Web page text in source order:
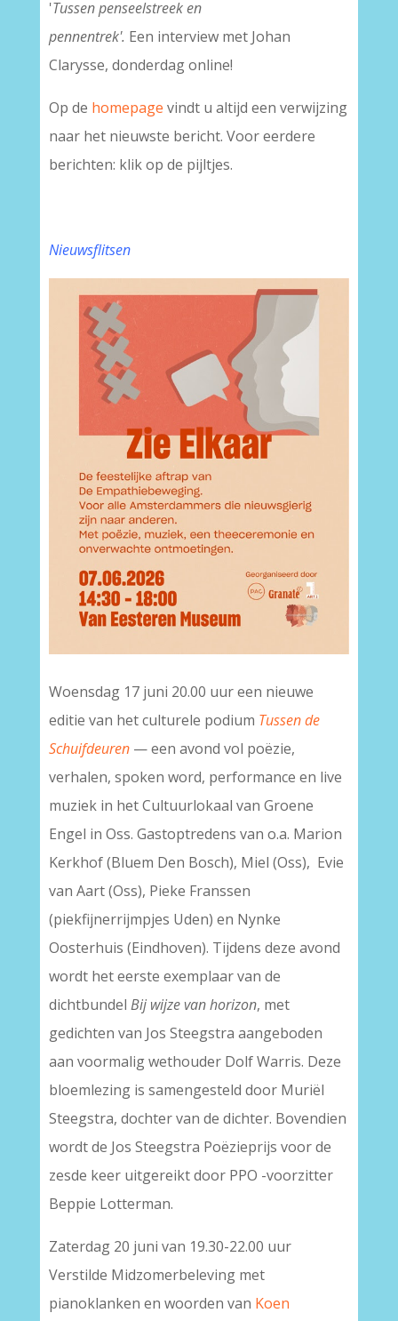
'Tussen penseelstreek en
pennentrek'. Een interview met Johan
Clarysse, donderdag online!
Op de homepage vindt u altijd een verwijzing
naar het nieuwste bericht. Voor eerdere
berichten: klik op de pijltjes.
Nieuwsflitsen
Woensdag 17 juni 20.00 uur een nieuwe
editie van het culturele podium Tussen de
Schuifdeuren— een avond vol poëzie,
verhalen, spoken word, performance en live
muziek in het Cultuurlokaal van Groene
Engel in Oss. Gastoptredens van o.a. Marion
Kerkhof (Bluem Den Bosch), Miel (Oss), Evie
van Aart (Oss), Pieke Franssen
(piekfijnerrijmpjes Uden) en Nynke
Oosterhuis (Eindhoven). Tijdens deze avond
wordt het eerste exemplaar van de
dichtbundel Bij wijze van horizon, met
gedichten van Jos Steegstra aangeboden
aan voormalig wethouder Dolf Warris. Deze
bloemlezing is samengesteld door Muriël
Steegstra, dochter van de dichter. Bovendien
wordt de Jos Steegstra Poëzieprijs voor de
zesde keer uitgereikt door PPO -voorzitter
Beppie Lotterman.
Zaterdag 20 juni van 19.30-22.00 uur
Verstilde Midzomerbeleving met
pianoklanken en woorden van Koen